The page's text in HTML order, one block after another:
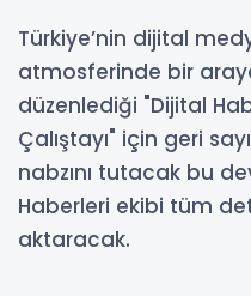
Türkiye’nin dijital
atmosferinde bir
düzenlediği "Dijital
Çalıştayı" için geri
nabzını tutacak bu
Haberleri ekibi tüm
aktaracak.